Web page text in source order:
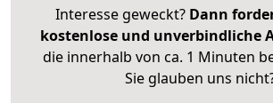
Interesse geweckt? Dann
kostenlose und unverbindliche
die innerhalb von ca. 1 Minuten
Sie glauben uns